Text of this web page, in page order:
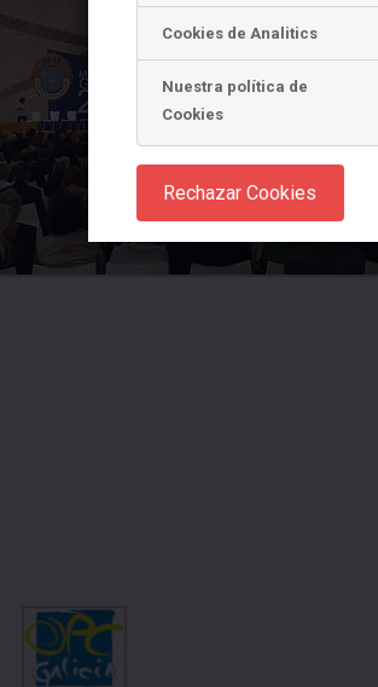
Cookies de Analitics
Nuestra política de
Cookies
Rechazar Cookies